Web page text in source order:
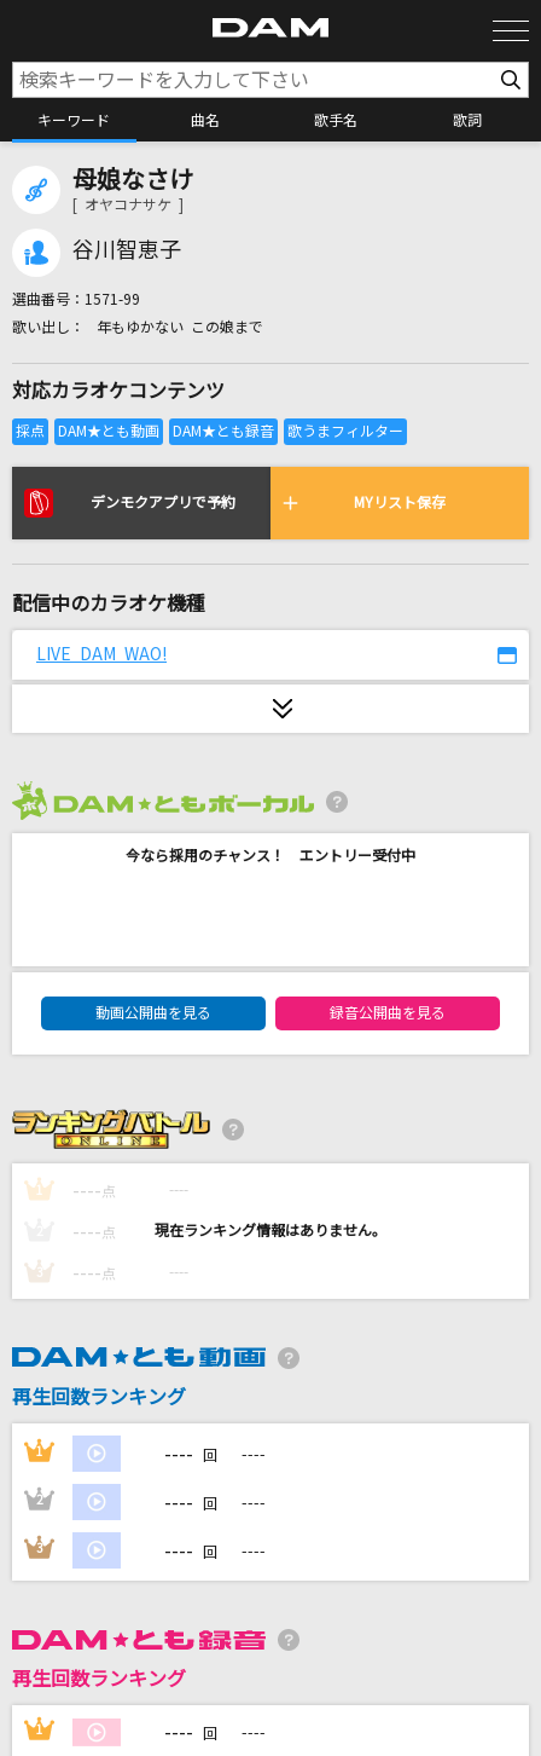
キーワード 曲名 歌手名 歌詞
全国りれき
リアルタイムで歌われている曲の一覧
[生音]ハナミズキ
[生音]怪盗
BUMP OF CHICKEN
[生音]youthful days
ヨルシカ
サクラウサギ
ヴィラン
CHiCO with HoneyWorks
カラオケ最新情報をチェック！
母娘なさけ
[ オヤコナサケ ]
谷川智恵子
選曲番号： 1571-99
年もゆかない この娘まで
対応カラオケコンテンツ
デンモクアプリで予約 MYリスト保存
配信中のカラオケ機種
LIVE DAM WAO!
今なら採用のチャンス！ エントリー受付中
DAM★ともボーカルエントリーランキング
動画公開曲を見る
録音公開曲を見る
1 ---- 点 ----
---- 点 ----
3 ---- 点 ----
再生回数ランキング
1 ---- 回 ----
2 ---- 回 ----
3 ---- 回 ----
再生回数ランキング
1 ---- 回 ----